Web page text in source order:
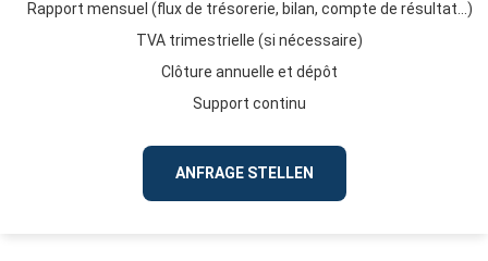
Rapport mensuel (flux de trésorerie, bilan, compte de résultat...)
TVA trimestrielle (si nécessaire)
Clôture annuelle et dépôt
Support continu
ANFRAGE STELLEN